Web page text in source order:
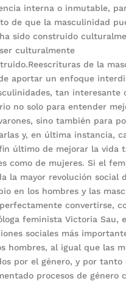
interna o inmutable,
de que la masculinidad
sido construido
culturalmente
de la
aportar un enfoque
tan interesante
no solo para entender
sino también para
y, en última instancia,
último de mejorar la vida
como de mujeres. Si el
la mayor revolución social
en los hombres y las
convertirse,
feminista Victoria Sau,
sociales más
hombres, al igual que las
por el género, y por tanto
procesos de género